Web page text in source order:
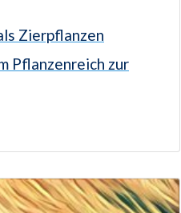
Zierpflanzen
Pflanzenreich zur